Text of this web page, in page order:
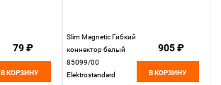
79 ₽
В КОРЗИНУ
Slim Magnetic Гибкий
коннектор белый
85099/00
Elektrostandard
905 ₽
В КОРЗИНУ